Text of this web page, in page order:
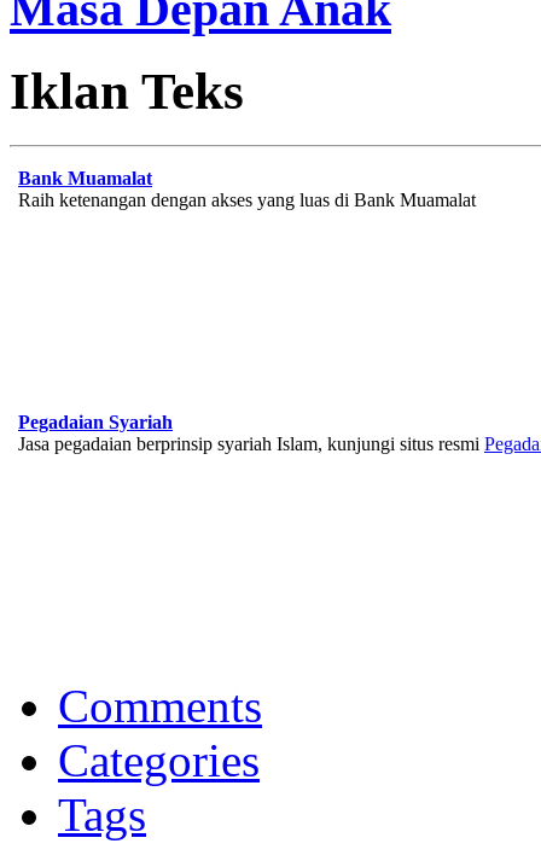
Iklan Teks
Bank Muamalat
Raih ketenangan dengan akses yang luas di Bank Muamalat
Pegadaian Syariah
Jasa pegadaian berprinsip syariah Islam, kunjungi situs resmi
Memberikan yang terbaik sesuai kaidah Islam, kunjungi situs resmi
Comments
Categories
Tags